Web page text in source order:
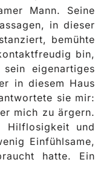
Mann. Seine
in dieser
bemühte
bin,
eigenartiges
in diesem Haus
sie mir:
mich zu ärgern.
Hilflosigkeit und
Einfühlsame,
hatte. Ein